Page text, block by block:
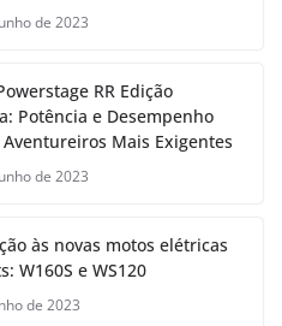
de 2023
RR Edição
Potência e Desempenho
Mais Exigentes
de 2023
às novas motos elétricas
W160S e WS120
de 2023